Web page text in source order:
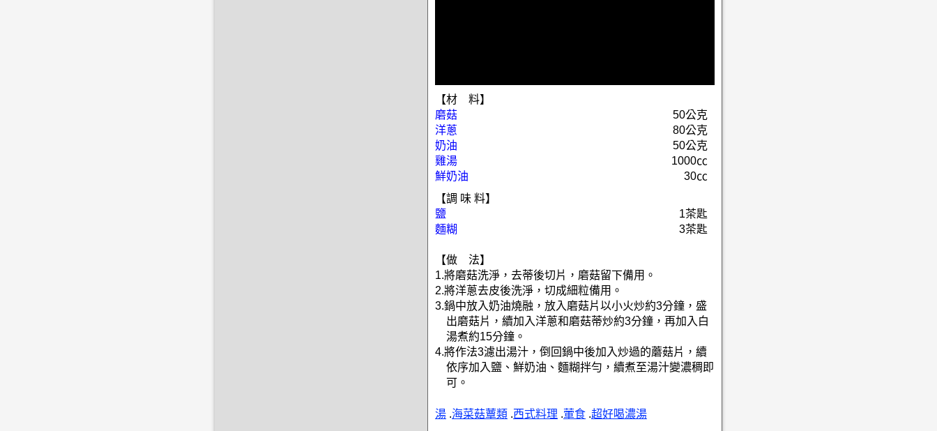
【材 料】
磨菇
50公克
洋蔥
80公克
奶油
50公克
雞湯
1000㏄
鮮奶油
30㏄
【調 味 料】
鹽
1茶匙
麵糊
3茶匙
【做 法】
1.將磨菇洗淨，去蒂後切片，磨菇留下備用。
2.將洋蔥去皮後洗淨，切成細粒備用。
3.鍋中放入奶油燒融，放入磨菇片以小火炒約3分鐘，盛
出磨菇片，續加入洋蔥和磨菇蒂炒約3分鐘，再加入白
湯煮約15分鐘。
4.將作法3濾出湯汁，倒回鍋中後加入炒過的蘑菇片，續
依序加入鹽、鮮奶油、麵糊拌勻，續煮至湯汁變濃稠即
可。
湯 .海菜菇蕈類 .西式料理 .葷食 .超好喝濃湯